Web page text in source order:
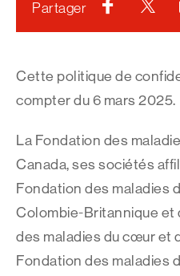
Partager
Cette politique de
compter du 6 mars 2025.
La Fondation des
Canada, ses sociétés
Fondation des maladies
Colombie-Britannique et
des maladies du cœur et
Fondation des maladies